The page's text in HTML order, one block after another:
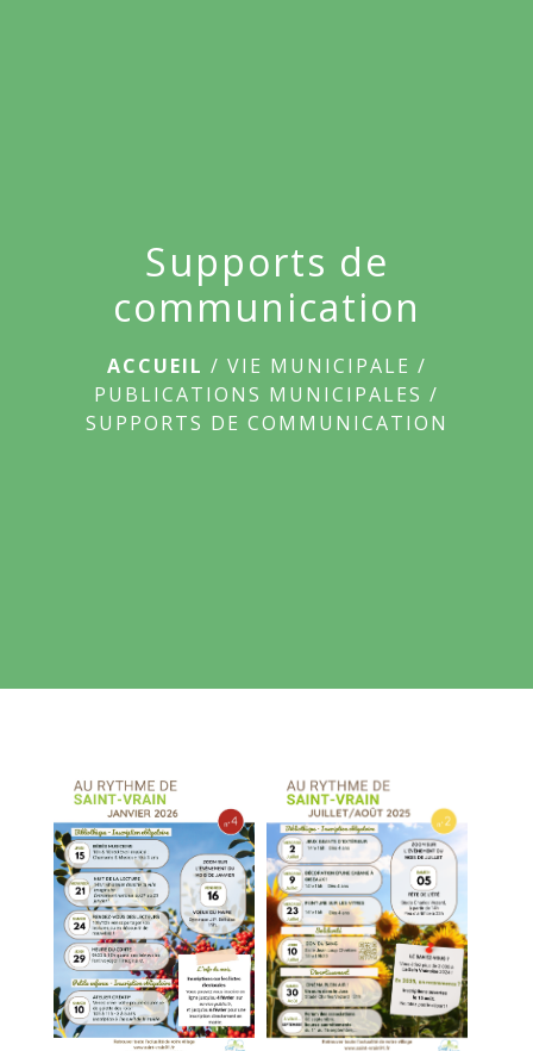
Supports de
communication
ACCUEIL / VIE MUNICIPALE /
PUBLICATIONS MUNICIPALES /
SUPPORTS DE COMMUNICATION